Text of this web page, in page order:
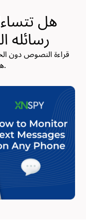
هل
رسائله
هاتف ابنك المراهق.